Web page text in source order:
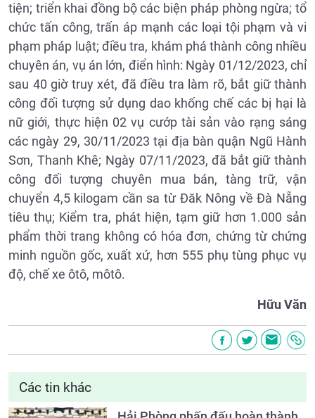
tiện; triển khai đồng bộ các biện pháp phòng ngừa; tổ
chức tấn công, trấn áp mạnh các loại tội phạm và vi
phạm pháp luật; điều tra, khám phá thành công nhiều
chuyên án, vụ án lớn, điển hình: Ngày 01/12/2023, chỉ
sau 40 giờ truy xét, đã điều tra làm rõ, bắt giữ thành
công đối tượng sử dụng dao khống chế các bị hại là
nữ giới, thực hiện 02 vụ cướp tài sản vào rạng sáng
các ngày 29, 30/11/2023 tại địa bàn quận Ngũ Hành
Sơn, Thanh Khê; Ngày 07/11/2023, đã bắt giữ thành
công đối tượng chuyên mua bán, tàng trữ, vận
chuyển 4,5 kilogam cần sa từ Đăk Nông về Đà Nẵng
tiêu thụ; Kiểm tra, phát hiện, tạm giữ hơn 1.000 sản
phẩm thời trang không có hóa đơn, chứng từ chứng
minh nguồn gốc, xuất xứ, hơn 555 phụ tùng phục vụ
độ, chế xe ôtô, môtô.
Hữu Văn
Các tin khác